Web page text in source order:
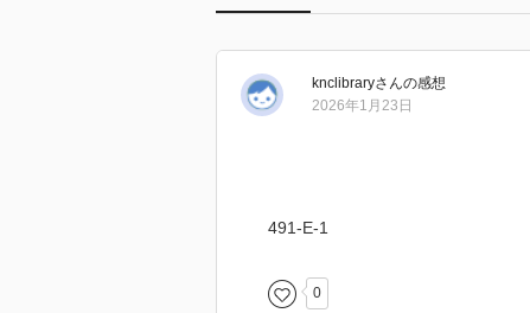
knclibraryさんの感想
2026年1月23日
491-E-1
0